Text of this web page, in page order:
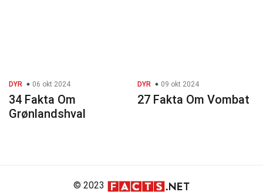
DYR 06 okt 2024
34 Fakta Om
Grønlandshval
DYR 09 okt 2024
27 Fakta Om Vombat
© 2023